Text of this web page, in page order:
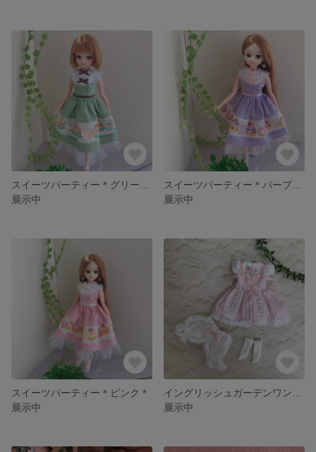
展示中
スイーツパーティー＊パープル＊
展示中
スイーツパーティー＊ピンク＊
展示中
展示中